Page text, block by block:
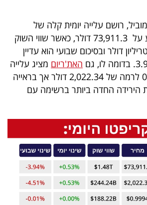
רושם עלייה יומית קלה של
0.53% ומחירו נקבע על 73,911.3 דולר, כאשר שווי השוק
עומד על 1.48 טריליון דולר ובסיכום שבועי הוא עדיין
האת'ריום מציג עלייה
יומית זהה של 0.53% לרמה של 2,022.34 דולר אך בראייה
הירידה החדה ביותר ברשימה עם